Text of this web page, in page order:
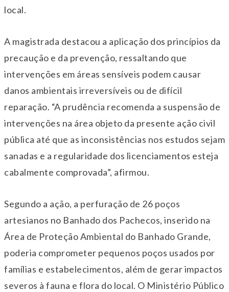
local.
A magistrada destacou a aplicação dos princípios da
precaução e da prevenção, ressaltando que
intervenções em áreas sensíveis podem causar
danos ambientais irreversíveis ou de difícil
reparação. “A prudência recomenda a suspensão de
intervenções na área objeto da presente ação civil
pública até que as inconsistências nos estudos sejam
sanadas e a regularidade dos licenciamentos esteja
cabalmente comprovada”, afirmou.
Segundo a ação, a perfuração de 26 poços
artesianos no Banhado dos Pachecos, inserido na
Área de Proteção Ambiental do Banhado Grande,
poderia comprometer pequenos poços usados por
famílias e estabelecimentos, além de gerar impactos
severos à fauna e flora do local. O Ministério Público